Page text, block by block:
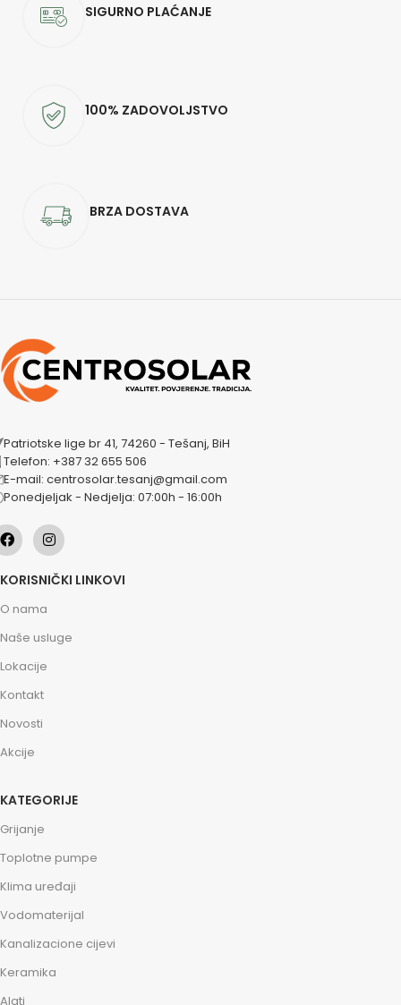
SIGURNO PLAĆANJE
100% ZADOVOLJSTVO
BRZA DOSTAVA
Patriotske lige br 41, 74260 - Tešanj, BiH
Telefon: +387 32 655 506
E-mail: centrosolar.tesanj@gmail.com
Ponedjeljak - Nedjelja: 07:00h - 16:00h
KORISNIČKI LINKOVI
O nama
Naše usluge
Lokacije
Kontakt
Novosti
Akcije
KATEGORIJE
Grijanje
Toplotne pumpe
Klima uređaji
Vodomaterijal
Kanalizacione cijevi
Keramika
Alati